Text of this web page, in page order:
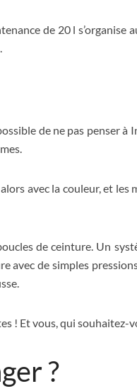
de 20 l s’organise
de ne pas penser à
avec la couleur, et
de ceinture. Un
avec de simples
! Et vous, qui souhaitez-
?